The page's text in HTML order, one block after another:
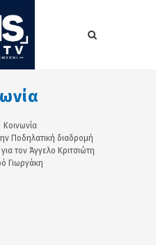
Κοινωνία
Ποδηλατική διαδρομή
τον Άγγελο Κριτσιώτη
Γιωργάκη